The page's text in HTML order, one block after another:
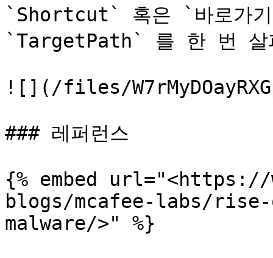
`Shortcut` 혹은 `바로가
`TargetPath` 를 한 번 살
![](/files/
### 레퍼런스
{% embed url="<https://
blogs/mcafee-labs/
malware/>" %}